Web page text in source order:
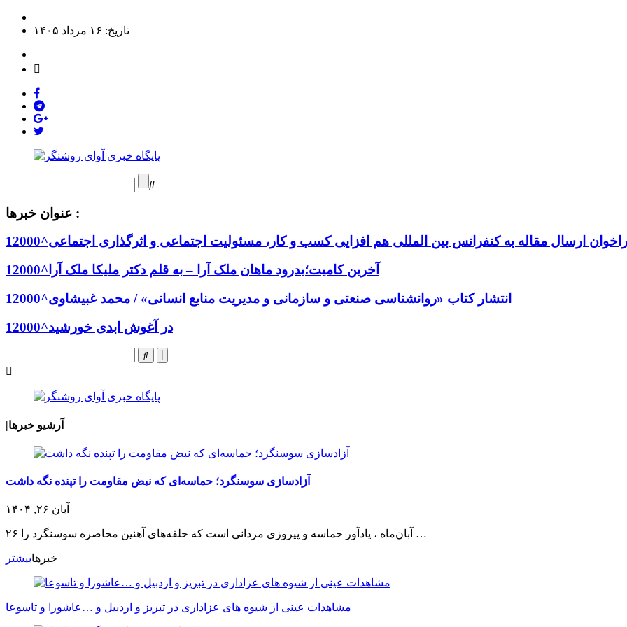
تاریخ: ۱۶ مرداد ۱۴۰۵
عنوان خبرها :
ارسال مقاله به کنفرانس بین المللی هم افزایی کسب و کار، مسئولیت اجتماعی و اثرگذاری اجتماعی^12000
آخرین کامیت؛بدرود ماهان ملک آرا – به قلم دکتر ملیکا ملک آرا^12000
انتشار کتاب «روانشناسی صنعتی و سازمانی و مدیریت منابع انسانی» / محمد غبیشاوی^12000
در آغوش ابدی خورشید^12000
|آرشیو خبرها
آزادسازی سوسنگرد؛ حماسه‌ای که نبض مقاومت را تپنده نگه داشت
آبان ۲۶, ۱۴۰۴
۲۶ آبان‌ماه ، یادآور حماسه و پیروزی مردانی است که حلقه‌های آهنین محاصره سوسنگرد را …
خبرهابیشتر
مشاهدات عینی از شیوه های عزاداری در تبریز و اردبیل و …عاشورا و تاسوعا